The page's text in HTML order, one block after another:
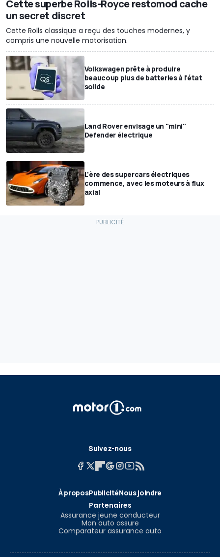
Cette superbe Rolls-Royce restomod cache
un secret discret
Cette Rolls classique a reçu des touches modernes, y
compris une nouvelle motorisation.
Volkswagen prête à produire
beaucoup plus de batteries à l'état
solide
Land Rover envisage un "mini"
Defender électrique
L'ère des supercars électriques
commence, avec les moteurs à flux
axial
Suivez-nous
À proposPublicitéNous joindre
Partenaires
Assurance jeune conducteur
Mon auto assure
Comparateur assurance auto